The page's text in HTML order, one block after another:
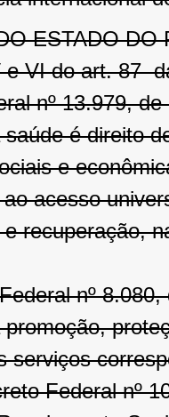
ESTADO DO
e VI do art. 87
nº 13.979,
é direito
e
acesso
recuperação,
nº
serviços
Federal nº